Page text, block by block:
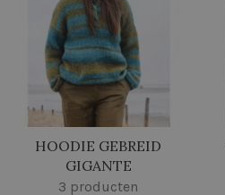
HOODIE GEBREID
GIGANTE
3 producten